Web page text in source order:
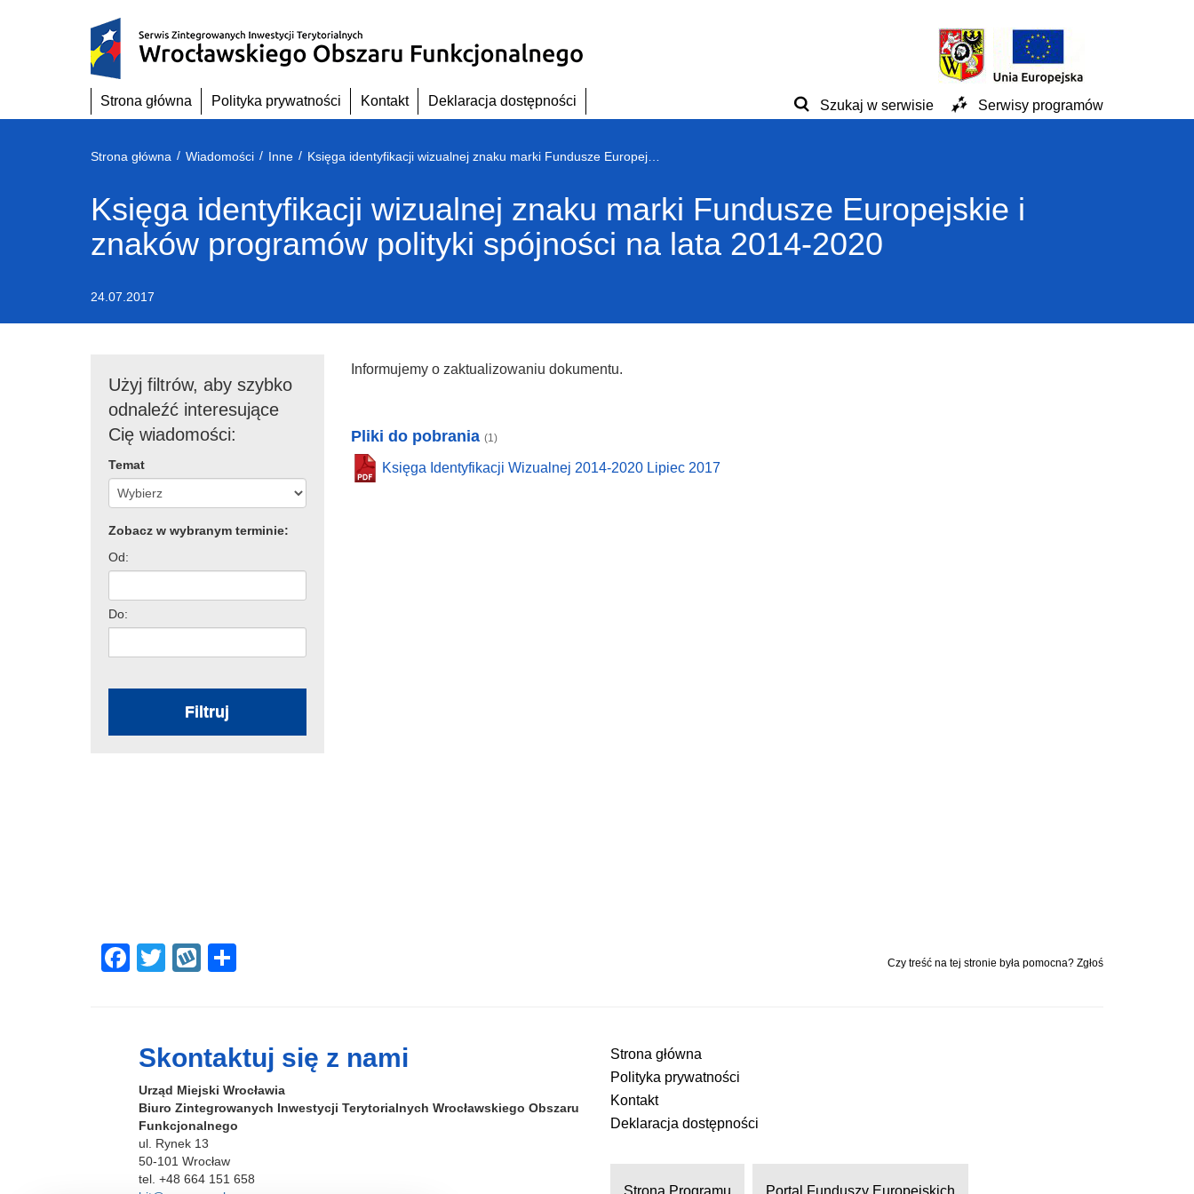
Strona główna Polityka prywatności Kontakt Deklaracja dostępności Szukaj w serwisie Serwisy programów
Strona główna / Wiadomości / Inne /
Księga identyfikacji wizualnej znaku marki Fundusze Europejskie i
znaków programów polityki spójności na lata 2014-2020
24.07.2017
Użyj filtrów, aby szybko
odnaleźć interesujące
Cię wiadomości:
Temat
Zobacz w wybranym terminie:
Od:
Do:
Filtruj
Informujemy o zaktualizowaniu dokumentu.
F
e
b
o
o
k
T
W
p
e
Pliki do pobrania (1)
Księga Identyfikacji Wizualnej 2014-2020 Lipiec 2017
Czy treść na tej stronie była pomocna? Zgłoś
Skontaktuj się z nami
Urząd Miejski Wrocławia
Biuro Zintegrowanych Inwestycji Terytorialnych Wrocławskiego Obszaru
Funkcjonalnego
ul. Rynek 13
50-101 Wrocław
tel. +48 664 151 658
Strona główna
Polityka prywatności
Kontakt
Deklaracja dostępności
Strona Programu Portal Funduszy Europejskich